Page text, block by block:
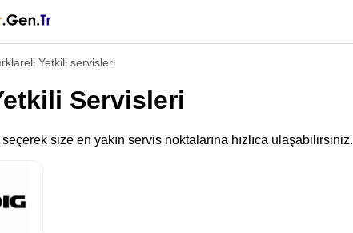
Yetkili servisleri
Servisleri
size en yakın servis noktalarına hızlıca ulaşabilirsiniz.